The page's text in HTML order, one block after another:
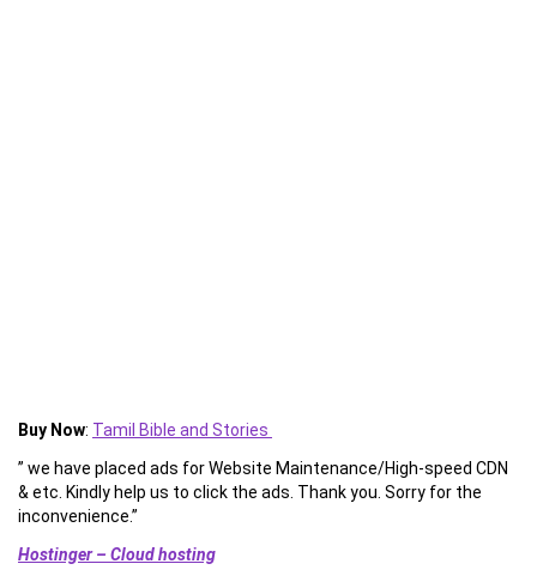
Buy Now: Tamil Bible and Stories
” we have placed ads for Website Maintenance/High-speed CDN
& etc. Kindly help us to click the ads. Thank you. Sorry for the
inconvenience.”
Hostinger – Cloud hosting